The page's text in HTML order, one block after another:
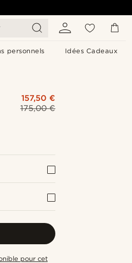
personnels Idées Cadeaux
175,00 €
157,50 €
pour cet